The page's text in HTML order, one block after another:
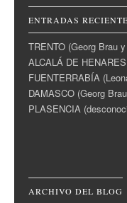
ENTRADAS
TRENTO (Georg Brau
ALCALÁ DE
FUENTERRABÍA
DAMASCO (Georg
PLASENCIA
ARCHIVO DEL BLOG